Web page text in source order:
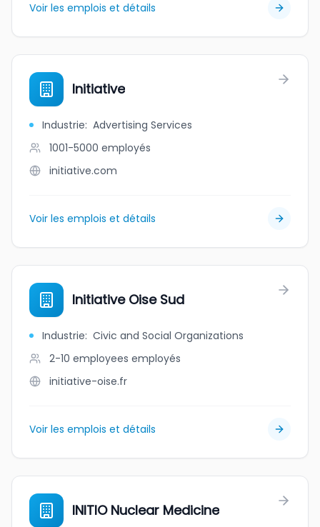
Voir les emplois et détails
Initiative
Industrie: Advertising Services
1001-5000 employés
initiative.com
Voir les emplois et détails
Initiative Oise Sud
Industrie: Civic and Social Organizations
2-10 employees employés
initiative-oise.fr
Voir les emplois et détails
INITIO Nuclear Medicine